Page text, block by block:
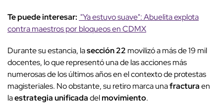
Te puede interesar: "Ya estuvo suave": Abuelita explota
contra maestros por bloqueos en CDMX
Durante su estancia, lasección 22 movilizó a más de 19 mil
docentes, lo que representó una de las acciones más
numerosas de los últimos años en el contexto de protestas
magisteriales. No obstante, su retiro marca unafracturaen
laestrategia unificadadelmovimiento.